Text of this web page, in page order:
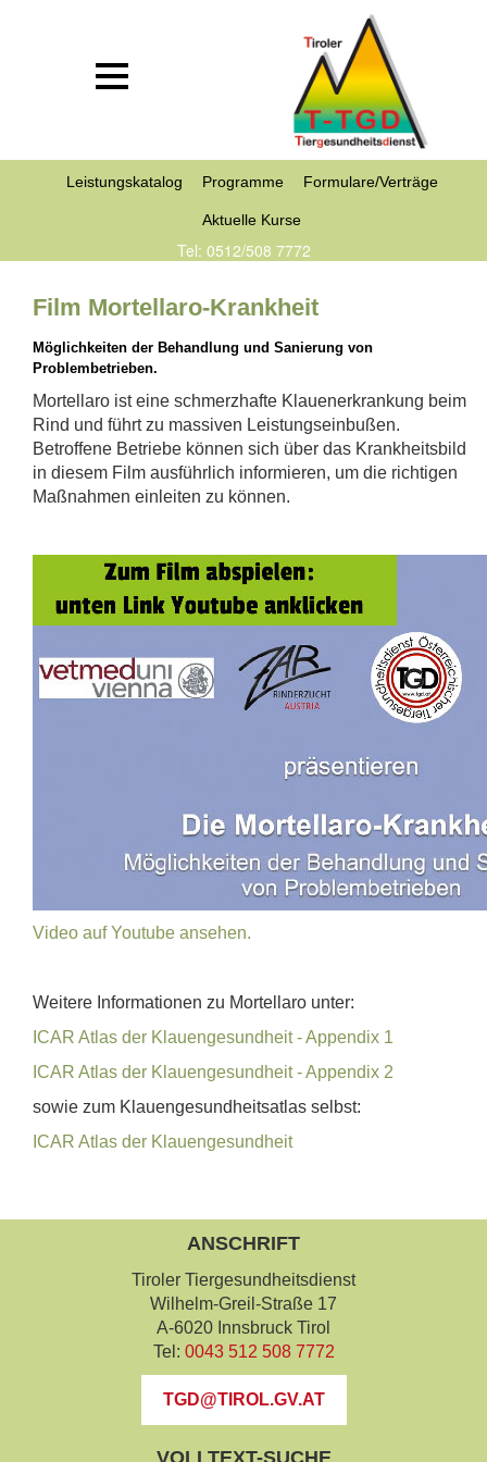
Leistungskatalog Programme Formulare/Verträge
Aktuelle Kurse
Tel: 0512/508 7772
Film Mortellaro-Krankheit
Möglichkeiten der Behandlung und Sanierung von
Problembetrieben.
Mortellaro ist eine schmerzhafte Klauenerkrankung beim
Rind und führt zu massiven Leistungseinbußen.
Betroffene Betriebe können sich über das Krankheitsbild
in diesem Film ausführlich informieren, um die richtigen
Maßnahmen einleiten zu können.
Video auf Youtube ansehen.
Weitere Informationen zu Mortellaro unter:
ICAR Atlas der Klauengesundheit - Appendix 1
ICAR Atlas der Klauengesundheit - Appendix 2
sowie zum Klauengesundheitsatlas selbst:
ICAR Atlas der Klauengesundheit
ANSCHRIFT
Tiroler Tiergesundheitsdienst
Wilhelm-Greil-Straße 17
A-6020 Innsbruck Tirol
Tel: 0043 512 508 7772
TGD@TIROL.GV.AT
VOLLTEXT-SUCHE